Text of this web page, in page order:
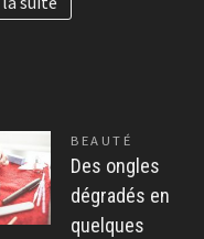
BEAUTÉ
Des ongles
dégradés en
quelques